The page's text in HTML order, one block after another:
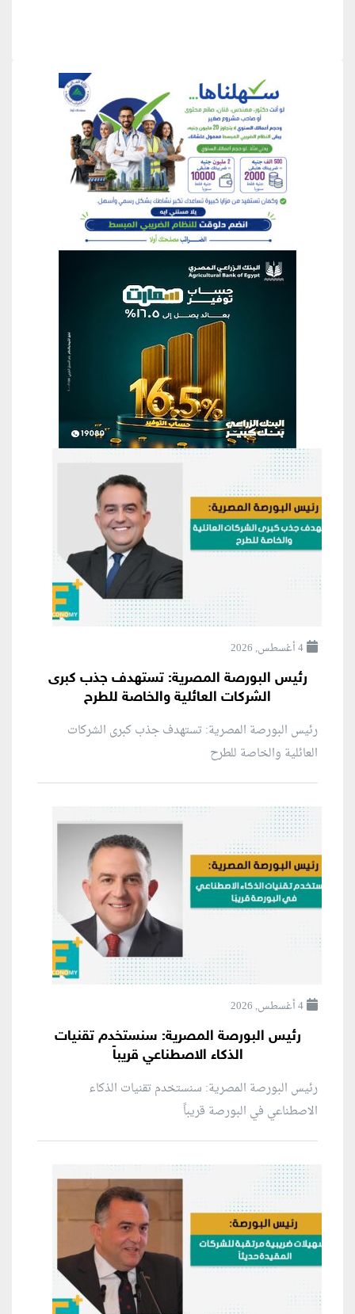
منطقة إعلانية
منطقة إعلانية
4 أغسطس, 2026
رئيس البورصة المصرية: تستهدف جذب كبرى
الشركات العائلية والخاصة للطرح
رئيس البورصة المصرية: تستهدف جذب كبرى الشركات
العائلية والخاصة للطرح
4 أغسطس, 2026
رئيس البورصة المصرية: سنستخدم تقنيات
الذكاء الاصطناعي قريباً
رئيس البورصة المصرية: سنستخدم تقنيات الذكاء
الاصطناعي في البورصة قريباً